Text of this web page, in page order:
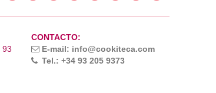
93
CONTACTO:
E-mail: info@cookiteca.com
Tel.: +34 93 205 9373